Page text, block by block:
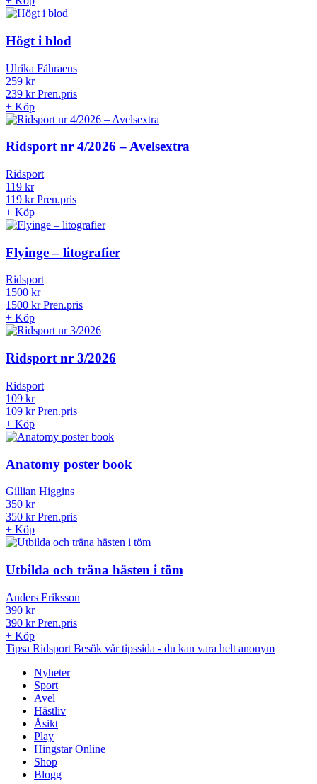
+Köp
Högt i blod
Ulrika Fåhraeus
259 kr
239 krPren.pris
+Köp
Ridsport nr 4/2026 – Avelsextra
Ridsport
119 kr
119 krPren.pris
+Köp
Flyinge – litografier
Ridsport
1500 kr
1500 krPren.pris
+Köp
Ridsport nr 3/2026
Ridsport
109 kr
109 krPren.pris
+Köp
Anatomy poster book
Gillian Higgins
350 kr
350 krPren.pris
+Köp
Utbilda och träna hästen i töm
Anders Eriksson
390 kr
390 krPren.pris
+Köp
Tipsa RidsportBesök vår tipssida- du kan vara helt anonym
Nyheter
Sport
Avel
Hästliv
Åsikt
Play
Hingstar Online
Shop
Blogg